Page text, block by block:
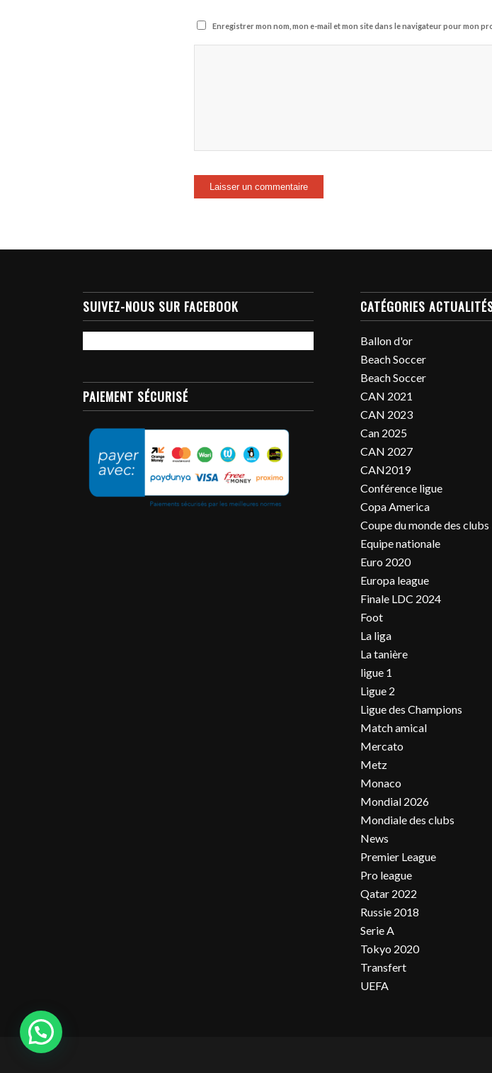
Enregistrer mon nom, mon e-mail et mon site dans le navigateur pour mon
SUIVEZ-NOUS SUR FACEBOOK
PAIEMENT SÉCURISÉ
CATÉGORIES
Ballon d'or
Beach Soccer
Beach Soccer
CAN 2021
CAN 2023
Can 2025
CAN 2027
CAN2019
Conférence ligue
Copa America
Coupe du monde des clubs
Equipe nationale
Euro 2020
Europa league
Finale LDC 2024
Foot
La liga
La tanière
ligue 1
Ligue 2
Ligue des Champions
Match amical
Mercato
Metz
Monaco
Mondial 2026
Mondiale des clubs
News
Premier League
Pro league
Qatar 2022
Russie 2018
Serie A
Tokyo 2020
Transfert
UEFA